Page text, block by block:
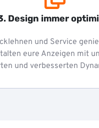
Design immer
und Service
eure Anzeigen mit
und verbesserten